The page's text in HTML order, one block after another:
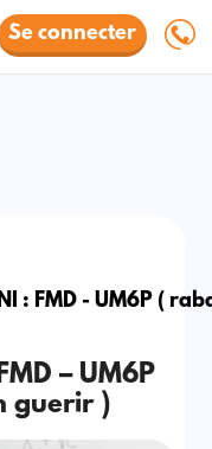
Se connecter
: FMD - UM6P (
– UM6P
guerir )